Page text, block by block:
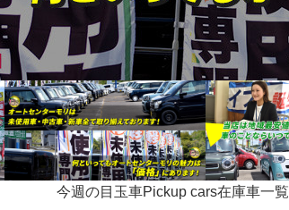
今週の目玉車Pickup cars在庫車一覧